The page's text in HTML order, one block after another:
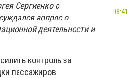
Сергиенко с
вопрос о
деятельности и
контроль за
пассажиров.
08:41